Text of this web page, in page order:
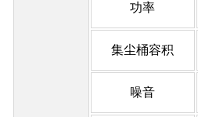
功率
集尘桶容积
噪音